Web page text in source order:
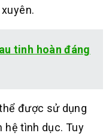
tinh hoàn đáng
được sử dụng
hệ tình dục. Tuy